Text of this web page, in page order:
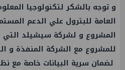
و توجه بالشكر لتكنولوجيا
العامة للبترول علي الدعم
المشروع و لشركة سيشيلد التي